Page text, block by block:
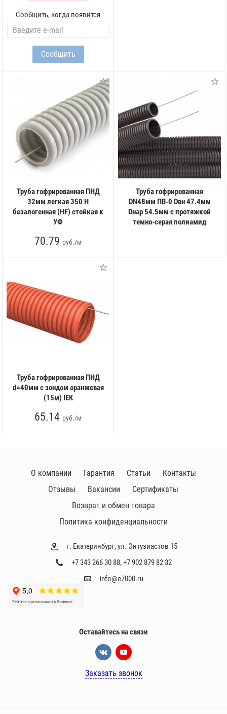
Сообщить, когда появится
Труба гофрированная ПНД
32мм легкая 350 Н
безалогенная (HF) стойкая к
УФ
70.79 руб./м
Труба гофрированная
DN48мм ПВ-0 Dвн 47.4мм
Dнар 54.5мм с протяжкой
темно-серая полиамид
Труба гофрированная ПНД
d=40мм с зондом оранжевая
(15м) IEK
65.14 руб./м
г. Екатеринбург, ул. Энтузиастов 15
+7 343 266 30 88,+7 902 879 82 32
info@e7000.ru
О компании Гарантия Статьи
Контакты
Отзывы
Вакансии
Сертификаты
Возврат и обмен товара
Политика конфиденциальности
Оставайтесь на связи
Заказать звонок